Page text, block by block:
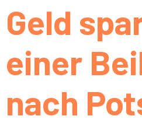
Geld
einer
nach